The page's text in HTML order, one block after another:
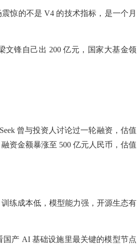
惊的不是 V4 的技术指标，是一个月
文锋自己出 200 亿元，国家大基金领
曾与投资人讨论过一轮融资，估值
资金额暴涨至 500 亿元人民币，估值
练成本低，模型能力强，开源生态有
国产 AI 基础设施里最关键的模型节点